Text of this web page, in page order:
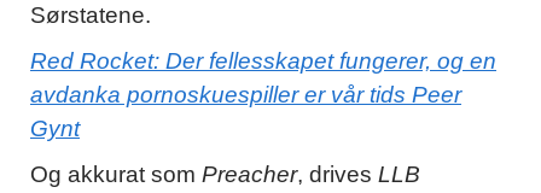
Sørstatene.
Red Rocket: Der fellesskapet fungerer, og en
avdanka pornoskuespiller er vår tids Peer
Gynt
Og akkurat som Preacher, drives LLB